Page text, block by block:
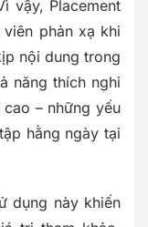
vậy, Placement
phản xạ khi
nội dung trong
năng thích nghi
– những yếu
hằng ngày tại
dụng này khiến